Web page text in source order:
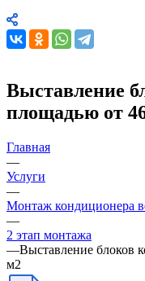
Выставление
площадью от
Главная
—
Услуги
—
Монтаж кондиционера
—
2 этап монтажа
—Выставление блоков
м2